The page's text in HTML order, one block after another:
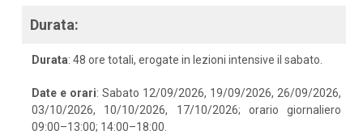
Durata:
Durata: 48 ore totali, erogate in lezioni intensive il sabato.
Date e orari: Sabato 12/09/2026, 19/09/2026, 26/09/2026,
03/10/2026, 10/10/2026, 17/10/2026; orario giornaliero
09:00–13:00; 14:00–18:00.